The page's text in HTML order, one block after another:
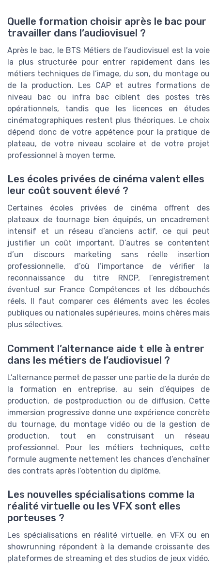
Quelle formation choisir après le bac pour
travailler dans l’audiovisuel ?
Après le bac, le BTS Métiers de l’audiovisuel est la voie
la plus structurée pour entrer rapidement dans les
métiers techniques de l’image, du son, du montage ou
de la production. Les CAP et autres formations de
niveau bac ou infra bac ciblent des postes très
opérationnels, tandis que les licences en études
cinématographiques restent plus théoriques. Le choix
dépend donc de votre appétence pour la pratique de
plateau, de votre niveau scolaire et de votre projet
professionnel à moyen terme.
Les écoles privées de cinéma valent elles
leur coût souvent élevé ?
Certaines écoles privées de cinéma offrent des
plateaux de tournage bien équipés, un encadrement
intensif et un réseau d’anciens actif, ce qui peut
justifier un coût important. D’autres se contentent
d’un discours marketing sans réelle insertion
professionnelle, d’où l’importance de vérifier la
reconnaissance du titre RNCP, l’enregistrement
éventuel sur France Compétences et les débouchés
réels. Il faut comparer ces éléments avec les écoles
publiques ou nationales supérieures, moins chères mais
plus sélectives.
Comment l’alternance aide t elle à entrer
dans les métiers de l’audiovisuel ?
L’alternance permet de passer une partie de la durée de
la formation en entreprise, au sein d’équipes de
production, de postproduction ou de diffusion. Cette
immersion progressive donne une expérience concrète
du tournage, du montage vidéo ou de la gestion de
production, tout en construisant un réseau
professionnel. Pour les métiers techniques, cette
formule augmente nettement les chances d’enchaîner
des contrats après l’obtention du diplôme.
Les nouvelles spécialisations comme la
réalité virtuelle ou les VFX sont elles
porteuses ?
Les spécialisations en réalité virtuelle, en VFX ou en
showrunning répondent à la demande croissante des
plateformes de streaming et des studios de jeux vidéo.